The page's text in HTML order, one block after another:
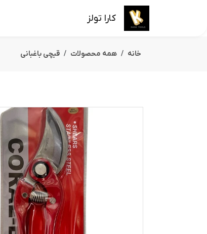
کارا تولز
خانه همه محصولات قیچی باغبانی